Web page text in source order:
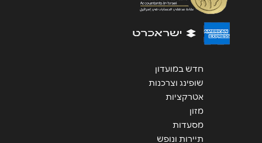
חדש במועדון
שופינג וצרכנות
אטרקציות
מזון
מסעדות
תיירות ונופש